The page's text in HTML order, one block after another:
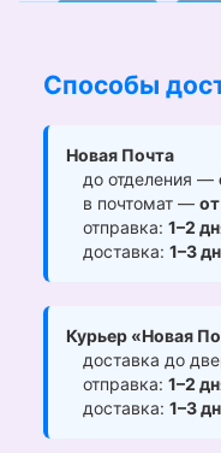
Способы
Новая Почта
до отделения —
в почтомат —
отправка: 1–2
доставка: 1–3
Курьер «Новая
доставка до
отправка: 1–2
доставка: 1–3